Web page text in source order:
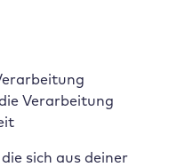
Verarbeitung
sich aus deiner